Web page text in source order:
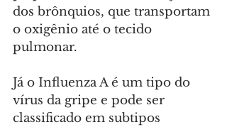
dos brônquios, que transportam
o oxigênio até o tecido
pulmonar.
Já o Influenza A é um tipo do
vírus da gripe e pode ser
classificado em subtipos